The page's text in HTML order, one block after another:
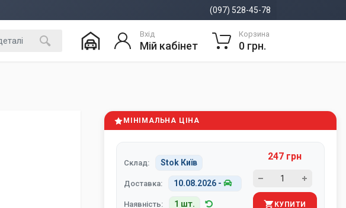
(097) 528-45-78
Вхід
Мій кабінет
Корзина
0 грн.
МІНІМАЛЬНА ЦІНА
Склад: Stok Київ
Доставка: 10.08.2026 -
Наявність: 1 шт.
247 грн
КУПИТИ